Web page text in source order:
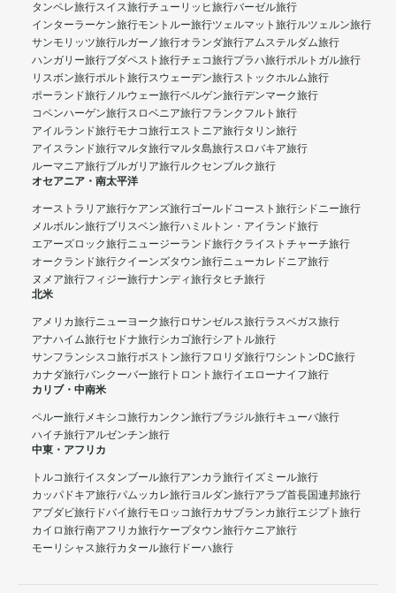
タンペレ旅行スイス旅行チューリッヒ旅行バーゼル旅行
インターラーケン旅行モントルー旅行ツェルマット旅行ルツェルン旅行
サンモリッツ旅行ルガーノ旅行オランダ旅行アムステルダム旅行
ハンガリー旅行ブダペスト旅行チェコ旅行プラハ旅行ポルトガル旅行
リスボン旅行ポルト旅行スウェーデン旅行ストックホルム旅行
ポーランド旅行ノルウェー旅行ベルゲン旅行デンマーク旅行
コペンハーゲン旅行スロベニア旅行フランクフルト旅行
アイルランド旅行モナコ旅行エストニア旅行タリン旅行
アイスランド旅行マルタ旅行マルタ島旅行スロバキア旅行
ルーマニア旅行ブルガリア旅行ルクセンブルク旅行
オセアニア・南太平洋
オーストラリア旅行ケアンズ旅行ゴールドコースト旅行シドニー旅行
メルボルン旅行ブリスベン旅行ハミルトン・アイランド旅行
エアーズロック旅行ニュージーランド旅行クライストチャーチ旅行
オークランド旅行クイーンズタウン旅行ニューカレドニア旅行
ヌメア旅行フィジー旅行ナンディ旅行タヒチ旅行
北米
アメリカ旅行ニューヨーク旅行ロサンゼルス旅行ラスベガス旅行
アナハイム旅行セドナ旅行シカゴ旅行シアトル旅行
サンフランシスコ旅行ボストン旅行フロリダ旅行ワシントンDC旅行
カナダ旅行バンクーバー旅行 トロント旅行イエローナイフ旅行
カリブ・中南米
ペルー旅行メキシコ旅行カンクン旅行ブラジル旅行キューバ旅行
ハイチ旅行アルゼンチン旅行
中東・アフリカ
トルコ旅行イスタンブール旅行アンカラ旅行イズミール旅行
カッパドキア旅行パムッカレ旅行ヨルダン旅行アラブ首長国連邦旅行
アブダビ旅行 ドバイ旅行モロッコ旅行カサブランカ旅行エジプト旅行
カイロ旅行南アフリカ旅行ケープタウン旅行ケニア旅行
モーリシャス旅行カタール旅行 ドーハ旅行